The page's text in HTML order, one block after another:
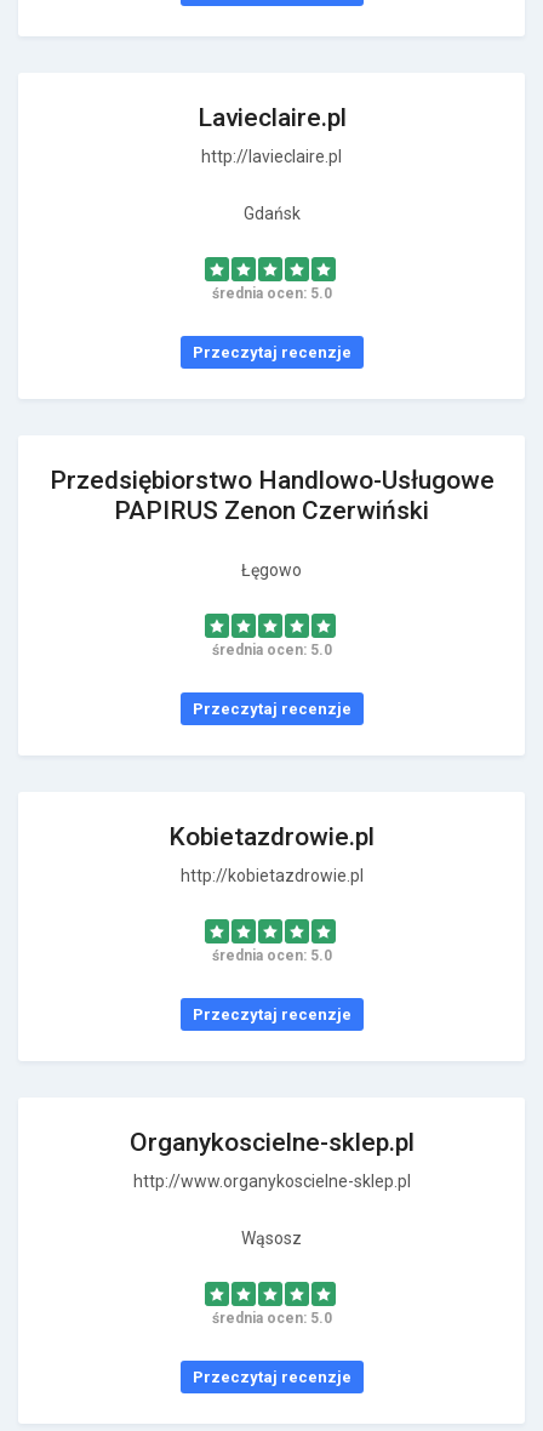
Lavieclaire.pl
http://lavieclaire.pl
Gdańsk
średnia ocen: 5.0
Przeczytaj recenzje
Przedsiębiorstwo Handlowo-Usługowe
PAPIRUS Zenon Czerwiński
Łęgowo
średnia ocen: 5.0
Przeczytaj recenzje
Kobietazdrowie.pl
http://kobietazdrowie.pl
średnia ocen: 5.0
Przeczytaj recenzje
Organykoscielne-sklep.pl
http://www.organykoscielne-sklep.pl
Wąsosz
średnia ocen: 5.0
Przeczytaj recenzje